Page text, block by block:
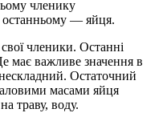
членику
останньому — яйця.
членики. Останні
має важливе значення в
Остаточний
масами яйця
траву, воду.